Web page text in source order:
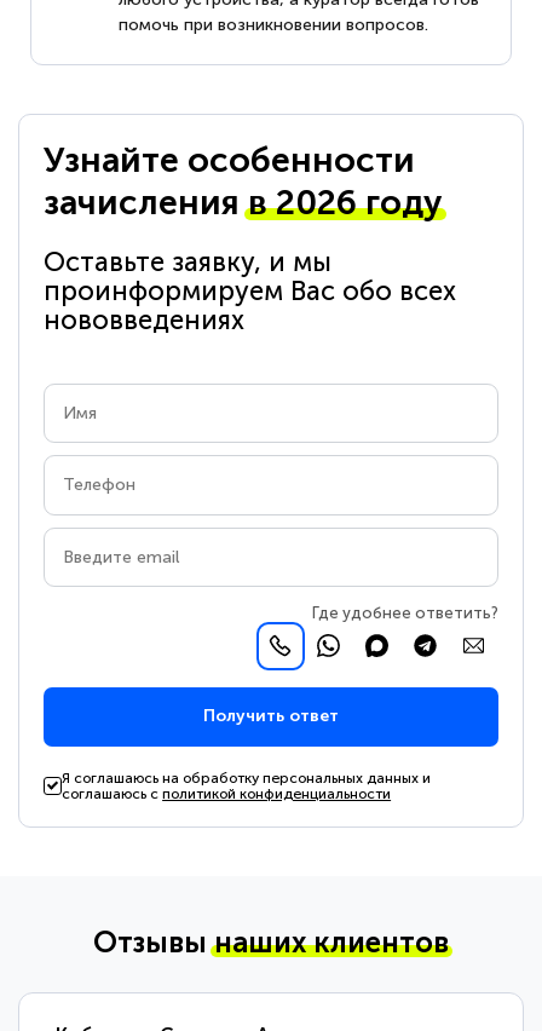
помочь при возникновении вопросов.
Узнайте особенности
зачисленияв 2026 году
Оставьте заявку, и мы
проинформируем Вас обо всех
нововведениях
Где удобнее ответить?
Получить ответ
Я соглашаюсь на обработку персональных данных и
соглашаюсь сполитикой конфиденциальности
Отзывынаших клиентов